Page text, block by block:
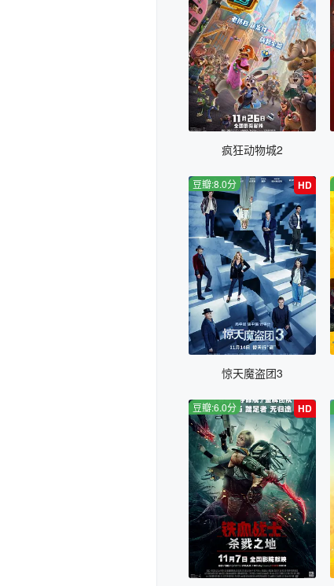
疯狂动物城2
HD
豆瓣:8.0分
惊天魔盗团3
HD
豆瓣:6.0分